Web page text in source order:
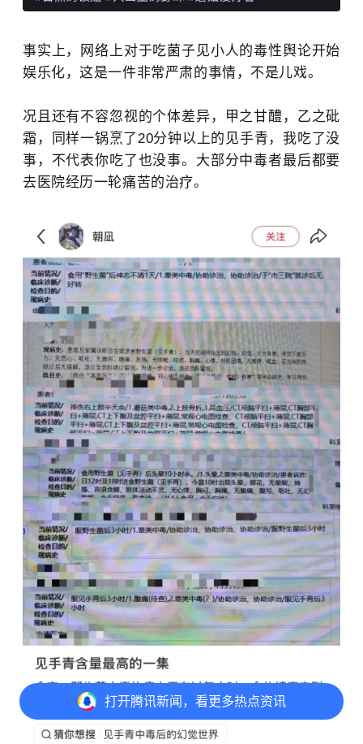
事实上，网络上对于吃菌子见小人的毒性舆论开始
娱乐化，这是一件非常严肃的事情，不是儿戏。
况且还有不容忽视的个体差异，甲之甘醴，乙之砒
霜，同样一锅烹了20分钟以上的见手青，我吃了没
事，不代表你吃了也没事。大部分中毒者最后都要
去医院经历一轮痛苦的治疗。
打开腾讯新闻，看更多热点资讯